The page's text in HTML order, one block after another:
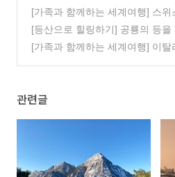
행, 인천 해돋이 명소!
(0)
[가족과 함께하는 세계여행] 스위
[등산으로 힐링하기] 공룡의 등을
스릴 넘치는 곳! 신불산 공룡능선
[가족과 함께하는 세계여행] 이탈
관련글